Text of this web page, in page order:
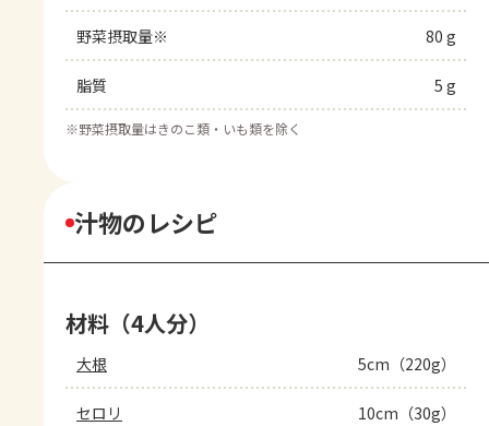
野菜摂取量※ 80 g
脂質 5 g
※野菜摂取量はきのこ類・いも類を除く
汁物のレシピ
材料（4人分）
大根 5cm（220g）
セロリ 10cm（30g）